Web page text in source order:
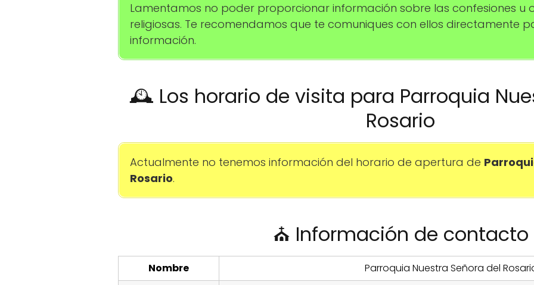
Lamentamos no poder proporcionar información sobre las confesiones u
religiosas. Te recomendamos que te comuniques con ellos directamente
información.
🕰️ Los horario de visita para Parroquia
Rosario
Actualmente no tenemos información del horario de apertura de
Rosario.
⛪ Información de contacto
Nombre
Parroquia Nuestra Señora del